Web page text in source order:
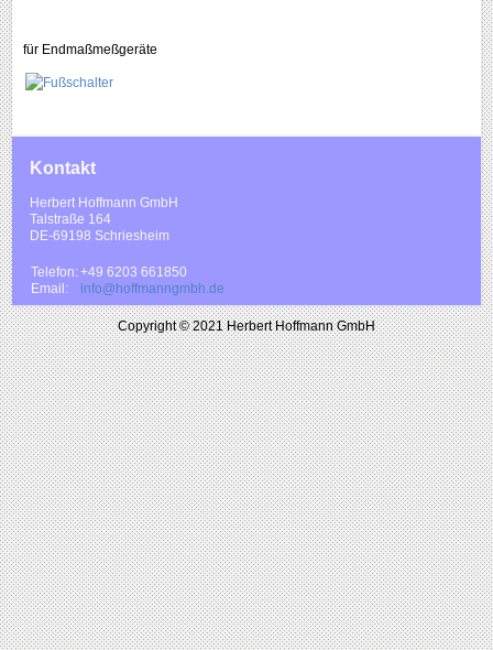
für Endmaßmeßgeräte
Kontakt
Herbert Hoffmann GmbH
Talstraße 164
DE-69198 Schriesheim
Telefon:
Email:
+49 6203 661850
info@hoffmanngmbh.de
Copyright © 2021 Herbert Hoffmann GmbH